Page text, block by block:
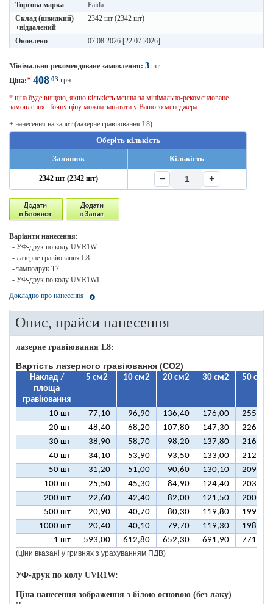
Торгова марка
Paida
Склад (швидкий)
+віддалений
2342 шт (2342 шт)
Оновлено 07.08.2026 [22.07.2026]
Мінімально-рекомендоване замовлення: 3 шт
Ціна:* 408 03 грн
* ціна буде вищою, якщо кількість менша за мінімально-рекомендоване
замовлення. Точну ціну можна запитати у Вашого менеджера.
+ нанесення на запит (лазерне гравіювання L8)
Оберіть кількість
Залишок
Кількість
2342 шт (2342 шт) − +
Варіанти нанесення:
- УФ-друк по колу UVR1W
- лазерне гравіювання L8
- тамподрук T7
- УФ-друк по колу UVR1WL
Докладно про нанесення
Опис, прайси нанесення
лазерне гравіювання L8:
Вартість лазерного гравіювання (CO2)
Наклад /
площа
гравіювання
5 см2 10 см2 20 см2 30 см2 50 см2
10 шт 77,10 96,90 136,40 176,00
255,10
20 шт
48,40 68,20 107,80 147,30
226,50
30 шт
38,90 58,70 98,20 137,80
216,90
40 шт
34,10 53,90 93,50 133,00
212,10
50 шт
31,20 51,00 90,60 130,10
209,30
100 шт
25,50 45,30 84,90 124,40
203,50
200 шт
22,60 42,40 82,00 121,50
200,70
500 шт
20,90 40,70 80,30 119,80
199,00
1000 шт
20,40 40,10 79,70 119,30
198,40
1 шт
593,00 612,80 652,30 691,90 771,00
(ціни вказані у гривнях з урахуванням ПДВ)
УФ-друк по колу UVR1W:
Ціна нанесення зображення з білою основою (без лаку)